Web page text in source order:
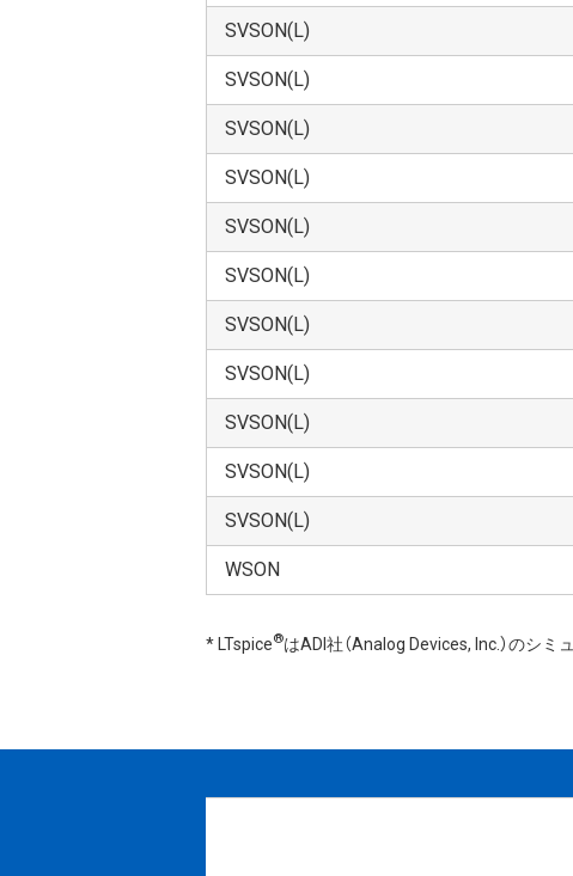
6.準拠法
本契約の準拠法は日本法とします。
7.管轄裁判所
本データに関する全ての紛争については、
SVSON(L)
SVSON(L)
SVSON(L)
SVSON(L)
SVSON(L)
SVSON(L)
SVSON(L)
SVSON(L)
SVSON(L)
SVSON(L)
SVSON(L)
WSON
* LTspice®はADI社（Analog Devices, Inc.）のシ